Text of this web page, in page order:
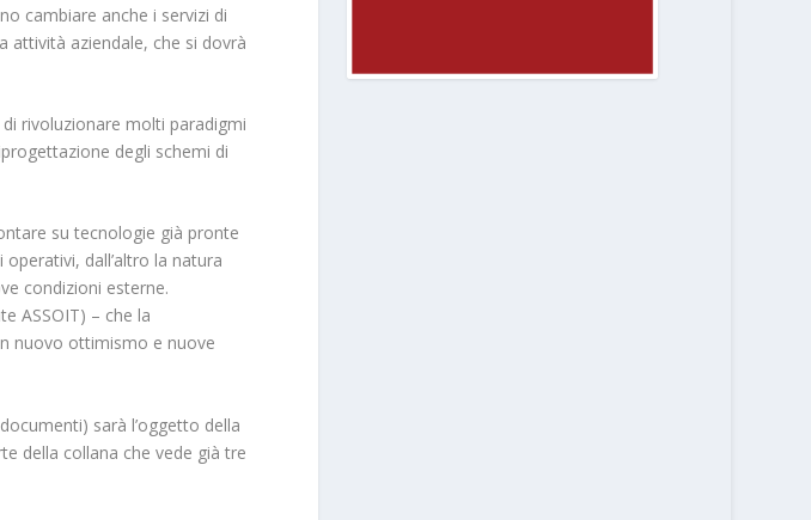
cambiare anche i servizi di
attività aziendale, che si dovrà
rivoluzionare molti paradigmi
degli schemi di
su tecnologie già pronte
dall’altro la natura
condizioni esterne.
ASSOIT) – che la
nuovo ottimismo e nuove
sarà l’oggetto della
della collana che vede già tre